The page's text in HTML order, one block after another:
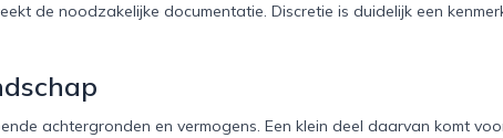
de noodzakelijke documentatie. Discretie is duidelijk een
achtergronden en vermogens. Een klein deel daarvan komt